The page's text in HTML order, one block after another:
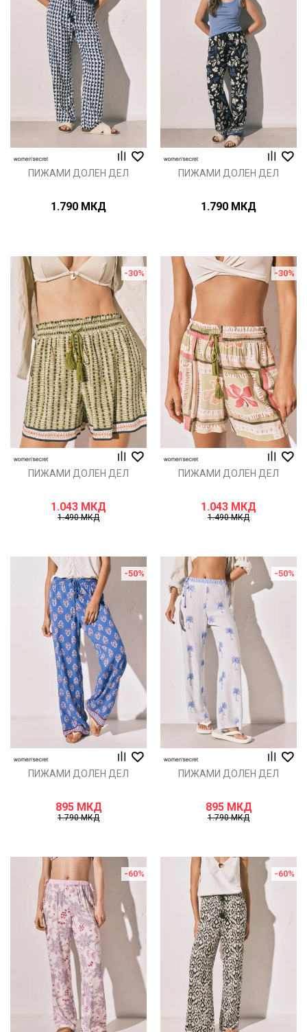
ПИЖАМИ ДОЛЕН ДЕЛ
1.790 МКД
ПИЖАМИ ДОЛЕН ДЕЛ
1.790 МКД
-30%
ПИЖАМИ ДОЛЕН ДЕЛ
1.043 МКД
1.490МКД
-30%
ПИЖАМИ ДОЛЕН ДЕЛ
1.043 МКД
1.490МКД
-50%
ПИЖАМИ ДОЛЕН ДЕЛ
895 МКД
1.790МКД
-50%
ПИЖАМИ ДОЛЕН ДЕЛ
895 МКД
1.790МКД
-60% -60%